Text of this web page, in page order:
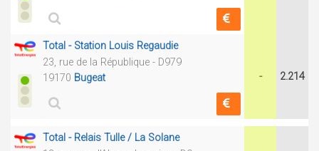
Total - Station Louis Regaudie
23, rue de la République - D979
19170 Bugeat - 2.214
Total - Relais Tulle / La Solane